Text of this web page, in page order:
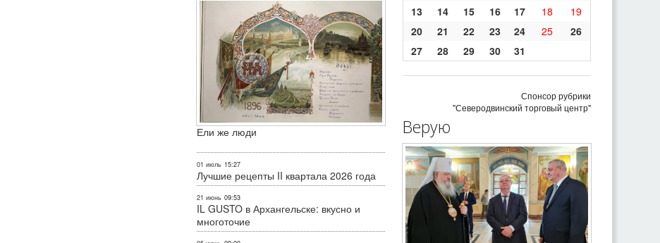
Ели же люди
01 июль 15:27
Лучшие рецепты II квартала 2026 года
21 июнь 09:53
IL GUSTO в Архангельске: вкусно и
многоточие
13
14 15 16 17 18
19
20
21 22 23 24 25
26
27
28 29 30 31
Спонсор рубрики
"Северодвинский торговый центр"
Верую